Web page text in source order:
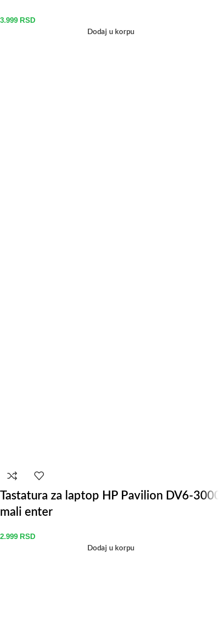
3.999 RSD
Dodaj u korpu
Tastatura za laptop HP Pavilion DV6-3000
mali enter
2.999 RSD
Dodaj u korpu